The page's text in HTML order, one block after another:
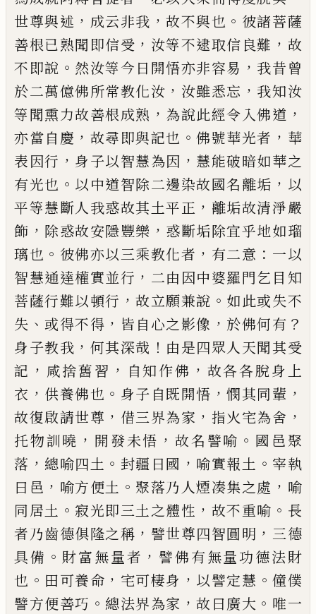
世尊與述 ， 成云非我 ，故不與也 。 彼諸菩薩
善根已熟聞即信受 ， 汝等不逮取信良難 ， 故
不即說 。 然汝等今日開悟亦非容易 ， 我昔曾
於二萬億佛所常教化汝 ， 汝雖悉忘 ， 我知汝
等聞熏力故善根成熟 ， 為說此經令入佛道 ，
亦當自慶 ， 故尋即與記也 。佛號華光者 ， 華
表因行 ， 身子以智慧為因 ， 慧能破暗如華之
有光也 。 以中道智除二邊染故國名離垢 ， 以
平等慧斷人我惑故其土平正 ， 離垢故清淨嚴
飾 ， 除惑故安隱豐樂 ， 惑斷垢除宜乎地如瑠
璃也 。 彼佛亦以三乘教化者 ， 有二意 ： 一以
智慧通達權實並行 ， 二由因中婆羅門乞目知
菩薩行難以頓行 ，故立願兼說 。 如此或失不
失 、 或得不得 ， 皆自心之影像 ， 於佛何有 ？
身子教我 ， 何其深哉 ！ 由是四眾人天聞其受
記 ， 咸捨舊習 ， 自知作佛 ， 故各各脫身上
衣 ， 供養佛也 。 身子自既開悟 ，憫其同輩 ，
故復啟請世尊 ， 借三界為家 ， 指火宅為舍 ，
托物訓曉 ， 開發未悟 ， 故名譬喻 。 國邑聚
落 ， 總喻四土 。 封疆日國 ， 喻實報土 。 宰執
曰邑 ， 喻方便土 。 聚落乃人煙凑集之處 ， 喻
同居土 。 寂光即三土之體性 ， 故不重喻 。 長
者乃齒德俱隆之稱 ， 譬世尊四智圓明 ， 三德
具備 。 財富無量者 ， 譬佛有無量功德法財
也 。 田可養命 ， 宅可棲身 ， 以譬定慧 。僮僕
譬方便善巧 。 總法界為家 ，故曰廣大 。 唯一